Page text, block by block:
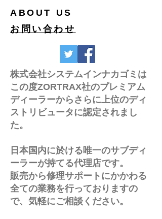
pro専用としてホットエンドを別途1
しております。
Z-ABS等の他のフィラメントと比べて
溶ける温度が低く差がある為、同じホ
ットエンドを使用すると詰まりを起こ
し出力失敗する可能性がある為です。
Z-PLA pro 使用時の注意点につきまし
ては、以下のZORTRAX社サポートペ
ージに詳しい情報がございます。
for-printing-with-z-pla-pro/
ABOUT US
お問い合わせ
株式会社システムインナカゴミは
この度ZORTRAX社のプレミアム
ディーラーからさらに上位のディ
ストリビュータに認定されまし
た。
日本国内に於ける唯一のサブディ
ーラーが持てる代理店です。
販売から修理サポートにかかわる
全ての業務を行っておりますの
で、気軽にご相談ください。